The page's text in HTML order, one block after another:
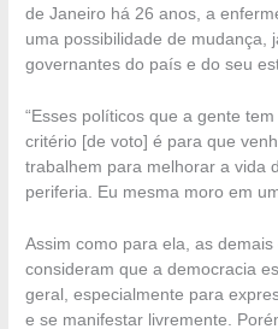
de Janeiro há 26 anos, a
uma possibilidade de mudança,
governantes do país e do seu
“Esses políticos que a gente
critério [de voto] é para que
trabalhem para melhorar a vida
periferia. Eu mesma moro em
Assim como para ela, as
consideram que a democracia
geral, especialmente para
e se manifestar livremente.